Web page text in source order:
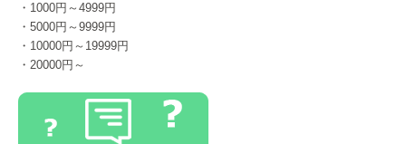
・1000円～4999円
・5000円～9999円
・10000円～19999円
・20000円～